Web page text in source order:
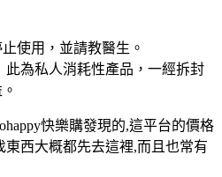
使用，並請教醫生。
此為私人消耗性產品，一經拆封
快樂購發現的,這平台的價格
西大概都先去這裡,而且也常有